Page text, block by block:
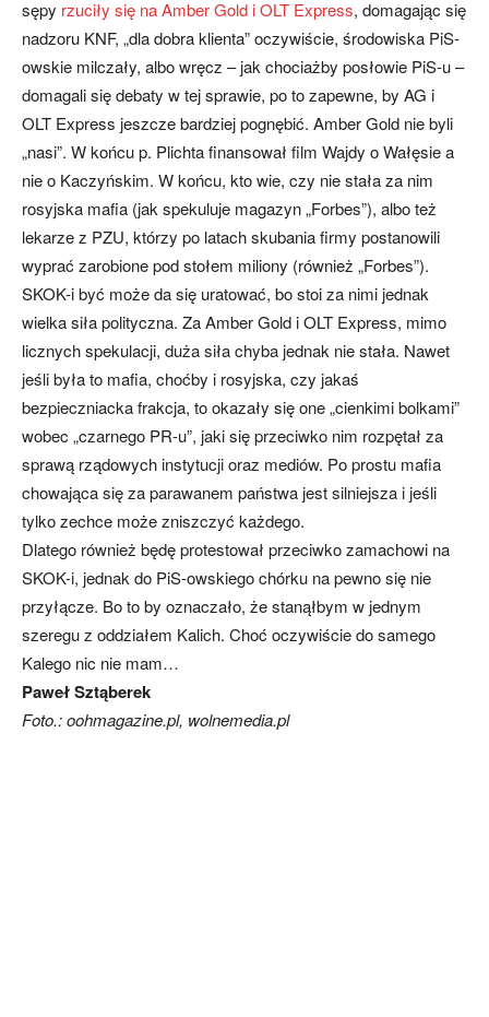
sępy rzuciły się na Amber Gold i OLT Express, domagając się
nadzoru KNF, „dla dobra klienta” oczywiście, środowiska PiS-
owskie milczały, albo wręcz – jak chociażby posłowie PiS-u –
domagali się debaty w tej sprawie, po to zapewne, by AG i
OLT Express jeszcze bardziej pognębić. Amber Gold nie byli
„nasi”. W końcu p. Plichta finansował film Wajdy o Wałęsie a
nie o Kaczyńskim. W końcu, kto wie, czy nie stała za nim
rosyjska mafia (jak spekuluje magazyn „Forbes”), albo też
lekarze z PZU, którzy po latach skubania firmy postanowili
wyprać zarobione pod stołem miliony (również „Forbes”).
SKOK-i być może da się uratować, bo stoi za nimi jednak
wielka siła polityczna. Za Amber Gold i OLT Express, mimo
licznych spekulacji, duża siła chyba jednak nie stała. Nawet
jeśli była to mafia, choćby i rosyjska, czy jakaś
bezpieczniacka frakcja, to okazały się one „cienkimi bolkami”
wobec „czarnego PR-u”, jaki się przeciwko nim rozpętał za
sprawą rządowych instytucji oraz mediów. Po prostu mafia
chowająca się za parawanem państwa jest silniejsza i jeśli
tylko zechce może zniszczyć każdego.
Dlatego również będę protestował przeciwko zamachowi na
SKOK-i, jednak do PiS-owskiego chórku na pewno się nie
przyłącze. Bo to by oznaczało, że stanąłbym w jednym
szeregu z oddziałem Kalich. Choć oczywiście do samego
Kalego nic nie mam…
Paweł Sztąberek
Foto.: oohmagazine.pl, wolnemedia.pl